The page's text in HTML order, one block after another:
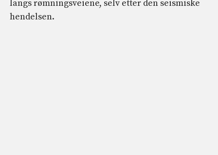
langs rømningsveiene, selv etter den seismiske
hendelsen.